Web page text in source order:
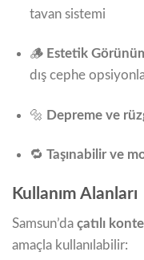
tavan sistemi
🪵 Estetik
dış cephe
🔩 Depreme ve
🔁Taşınabilir ve
Kullanım Alanları
Samsun’da çatılı
amaçla kullanılabilir: